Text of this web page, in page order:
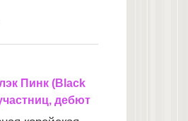
Пинк (Black
дебют